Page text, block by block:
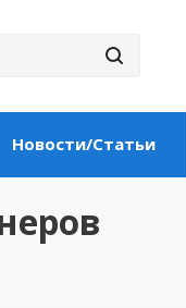
Новости/Статьи